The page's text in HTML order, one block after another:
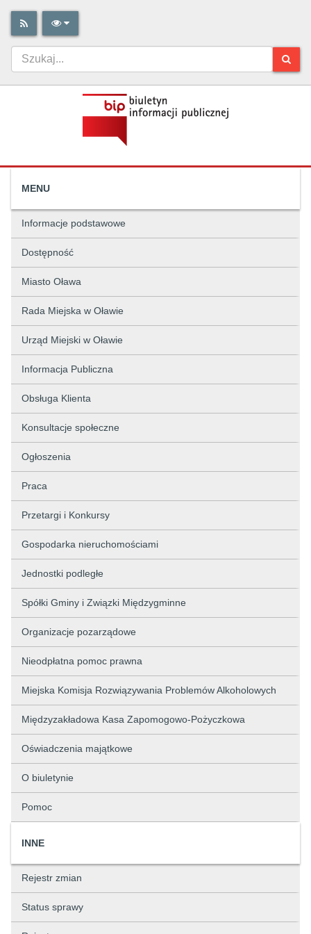
MENU
Informacje podstawowe
Dostępność
Miasto Oława
Rada Miejska w Oławie
Urząd Miejski w Oławie
Informacja Publiczna
Obsługa Klienta
Konsultacje społeczne
Ogłoszenia
Praca
Przetargi i Konkursy
Gospodarka nieruchomościami
Jednostki podległe
Spółki Gminy i Związki Międzygminne
Organizacje pozarządowe
Nieodpłatna pomoc prawna
Miejska Komisja Rozwiązywania Problemów Alkoholowych
Międzyzakładowa Kasa Zapomogowo-Pożyczkowa
Oświadczenia majątkowe
O biuletynie
Pomoc
INNE
Rejestr zmian
Status sprawy